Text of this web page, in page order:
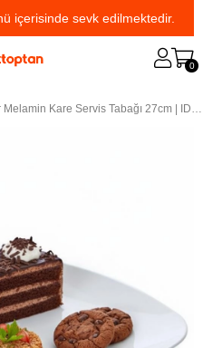
içerisinde sevk edilmektedir.
0
Göreme 596 Termostar Melamin Kare Servis Tabağı 27cm | ID368